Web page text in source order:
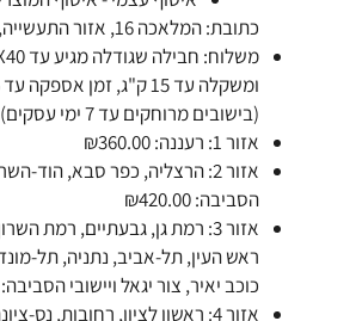
כתובת: המלאכה 16, אזור התעשייה, רעננה
(בישובים מרוחקים עד 7 ימי עסקים) - 50₪.
אזור 1: רעננה: ₪360.00
אזור 2: הרצליה, כפר סבא, הוד-
הסביבה: ₪420.00
אזור 3: רמת גן, גבעתיים, רמת
ראש העין, תל-אביב, נתניה, תל-
כוכב יאיר, צור יגאל ויישובי הסביבה: ₪470.00
אזור 4: ראשון לציון, רחובות,